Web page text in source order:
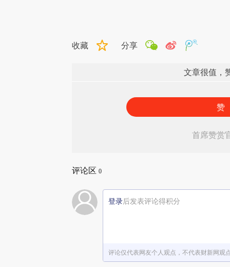
收藏 分享
文章很值，
赞
首席赞赏
评论区 0
登录后发表评论得积分
评论仅代表网友个人观点，不代表财新网观